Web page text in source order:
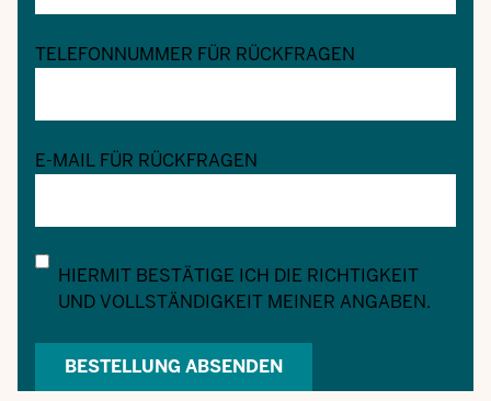
TELEFONNUMMER FÜR RÜCKFRAGEN
E-MAIL FÜR RÜCKFRAGEN
HIERMIT BESTÄTIGE ICH DIE RICHTIGKEIT
UND VOLLSTÄNDIGKEIT MEINER ANGABEN.